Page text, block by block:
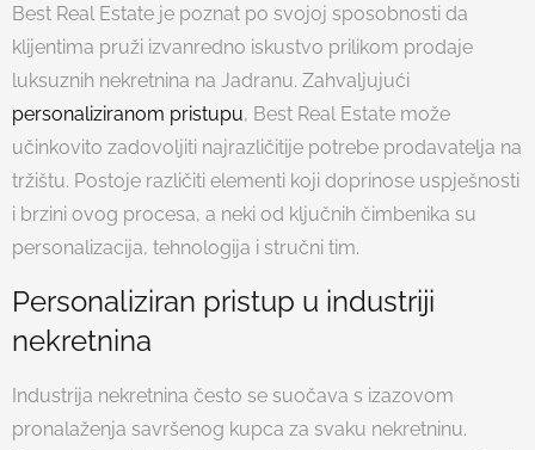
Best Real Estate je poznat po svojoj sposobnosti da
klijentima pruži izvanredno iskustvo prilikom prodaje
luksuznih nekretnina na Jadranu. Zahvaljujući
personaliziranom pristupu, Best Real Estate može
učinkovito zadovoljiti najrazličitije potrebe prodavatelja na
tržištu. Postoje različiti elementi koji doprinose uspješnosti
i brzini ovog procesa, a neki od ključnih čimbenika su
personalizacija, tehnologija i stručni tim.
Personaliziran pristup u industriji
nekretnina
Industrija nekretnina često se suočava s izazovom
pronalaženja savršenog kupca za svaku nekretninu.